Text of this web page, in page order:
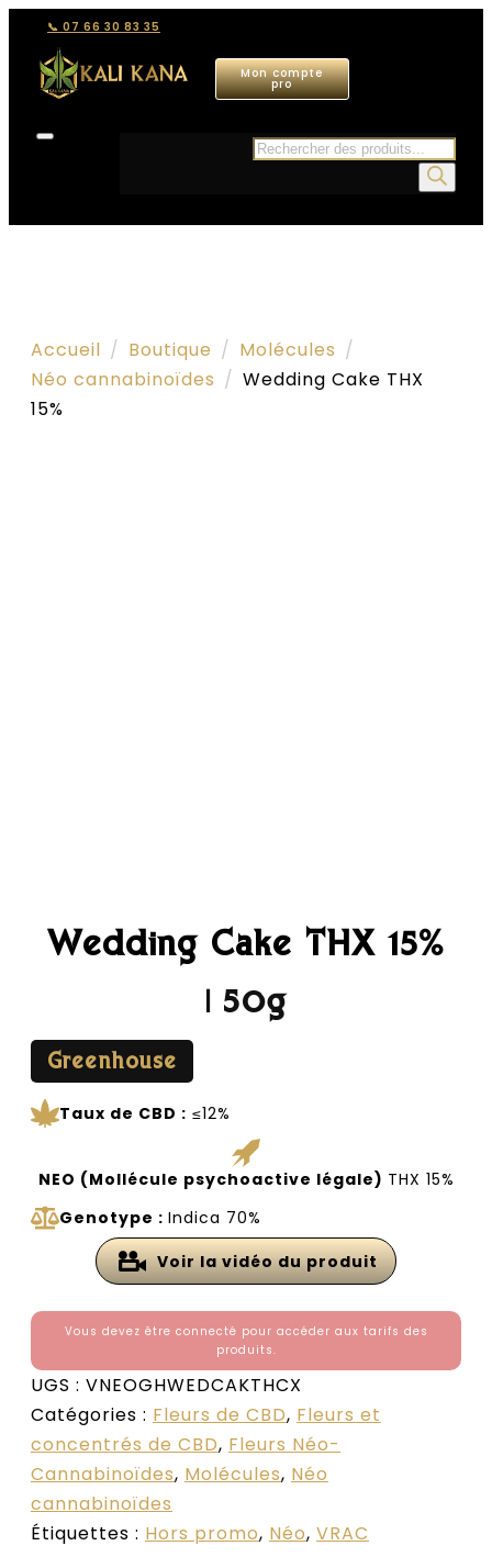
📞 07 66 30 83 35
Mon compte
pro
Recherche
Accueil Boutique
Molécules
Néo cannabinoïdes
Wedding Cake THX
15%
Wedding Cake THX 15%
| 50g
Greenhouse
Taux de CBD : ≤12%
NEO (Mollécule psychoactive légale) THX 15%
Genotype : Indica 70%
Voir la vidéo du produit
Vous devez être connecté pour accéder aux tarifs des
produits.
UGS : VNEOGHWEDCAKTHCX
Catégories : Fleurs de CBD, Fleurs et
concentrés de CBD, Fleurs Néo-
Cannabinoïdes, Molécules, Néo
cannabinoïdes
Étiquettes : Hors promo, Néo, VRAC